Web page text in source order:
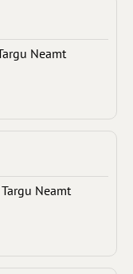
Neamt
Neamt